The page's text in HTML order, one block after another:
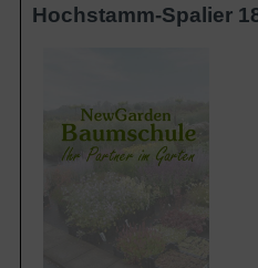
Hochstamm-Spalier